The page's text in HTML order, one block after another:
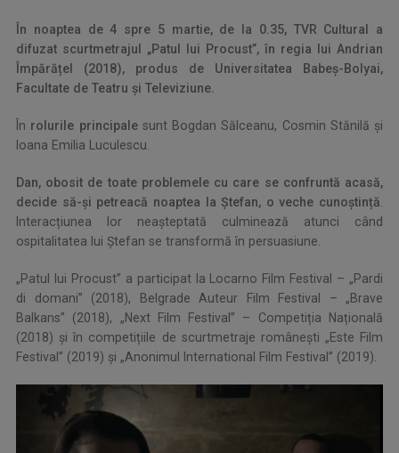
În noaptea de 4 spre 5 martie, de la 0.35, TVR Cultural a
difuzat scurtmetrajul „Patul lui Procust”, în regia lui Andrian
Împărățel (2018), produs de Universitatea Babeș-Bolyai,
Facultate de Teatru și Televiziune.
În rolurile principalesunt Bogdan Sălceanu, Cosmin Stănilă și
Ioana Emilia Luculescu.
Dan, obosit de toate problemele cu care se confruntă acasă,
decide să-și petreacă noaptea la Ștefan, o veche cunoștință
Interacțiunea lor neașteptată culminează atunci când
ospitalitatea lui Ștefan se transformă în persuasiune.
„Patul lui Procust” a participat la Locarno Film Festival – „Pardi
di domani” (2018), Belgrade Auteur Film Festival – „Brave
Balkans” (2018), „Next Film Festival” – Competiția Națională
(2018) și în competițiile de scurtmetraje românești „Este Film
Festival” (2019) și „Anonimul International Film Festival” (2019).